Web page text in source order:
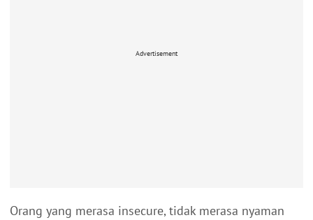
Advertisement
Orang yang merasa insecure, tidak merasa nyaman